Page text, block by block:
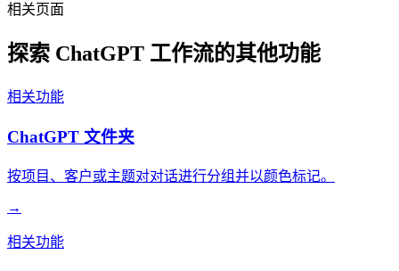
相关页面
探索 ChatGPT 工作流的其他功能
相关功能
ChatGPT 文件夹
按项目、客户或主题对对话进行分组并以颜色标记。
→
相关功能